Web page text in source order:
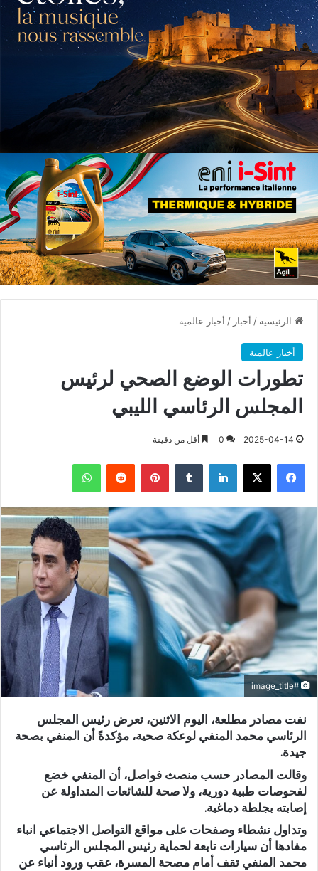
الرئيسية / أخبار / أخبار عالمية
أخبار عالمية
تطورات الوضع الصحي لرئيس
المجلس الرئاسي الليبي
2025-04-14
0 أقل من دقيقة
فيسبوك X لينكدإن بينتيريست واتساب
#image_title
نفت مصادر مطلعة، اليوم الاثنين، تعرض رئيس المجلس
الرئاسي محمد المنفي لوعكة صحية، مؤكدةً أن المنفي بصحة
جيدة.
وقالت المصادر حسب منصث فواصل، أن المنفي خضع
لفحوصات طبية دورية، ولا صحة للشائعات المتداولة عن
إصابته بجلطة دماغية.
وتداول نشطاء وصفحات على مواقع التواصل الاجتماعي انباء
مفادها أن سيارات تابعة لحماية رئيس المجلس الرئاسي
محمد المنفي تقف أمام مصحة المسرة، عقب ورود أنباء عن